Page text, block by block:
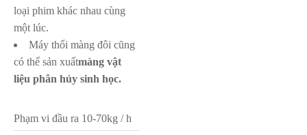
loại phim khác nhau cùng
một lúc.
Máy thổi màng đôi cũng
có thể sản xuấtmàng vật
liệu phân hủy sinh học.
Phạm vi đầu ra 10-70kg / h